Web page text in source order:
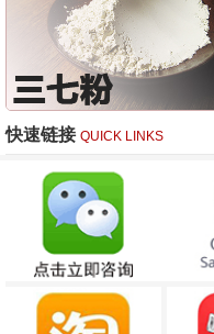
快速链接 QUICK LINKS